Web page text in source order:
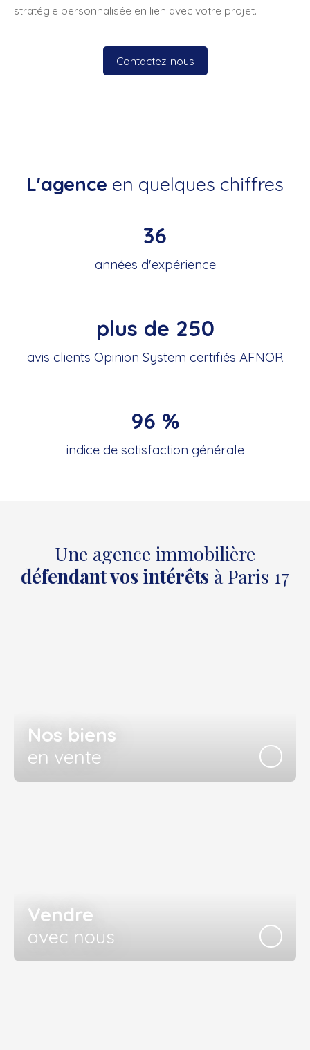
stratégie personnalisée en lien avec votre projet.
Contactez-nous
L'agence en quelques chiffres
36
années d'expérience
plus de 250
avis clients Opinion System certifiés AFNOR
96 %
indice de satisfaction générale
Une agence immobilière
défendant vos intérêts à Paris 17
Nos biens
en vente
Vendre
avec nous